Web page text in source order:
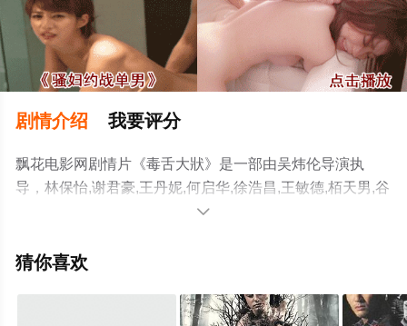
剧情介绍 我要评分
飘花电影网剧情片《毒舌大狀》是一部由吴炜伦导演执
导，林保怡,谢君豪,王丹妮,何启华,徐浩昌,王敏德,栢天男,谷
德昭,廖子妤,周志辉,黄子华,陈郁宪,甄懋强,洪林小湛,罗孝
国香港,中国大陆电影，手机免费观看高清未删减完整版电
电视猫或剧情网等平台了解。

猜你喜欢